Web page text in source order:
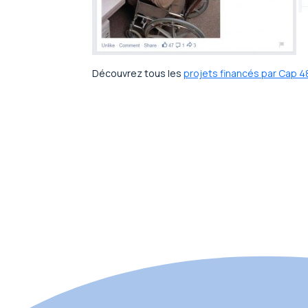
Découvrez tous les projets financés par Cap